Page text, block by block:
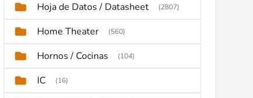
Hoja de Datos / Datasheet (2807)
Home Theater (560)
Hornos / Cocinas (104)
IC (16)